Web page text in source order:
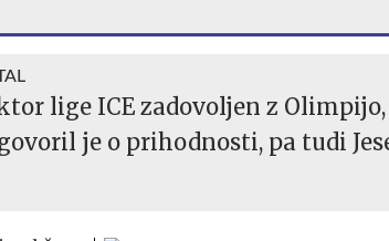
lige ICE zadovoljen z Olimpijo,
je o prihodnosti, pa tudi